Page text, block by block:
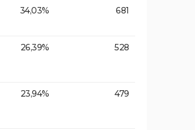
34,03% 681
26,39% 528
23,94% 479